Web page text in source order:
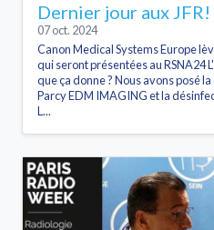
Dernier jour aux JFR!
07 oct. 2024
Canon Medical Systems Europe
qui seront présentées au RSNA24
que ça donne ? Nous avons posé
Parcy EDM IMAGING et la
L...